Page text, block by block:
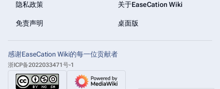
隐私政策
关于EaseCation Wiki
免责声明 桌面版
感谢EaseCation Wiki的每一位贡献者
浙ICP备2022033471号-1